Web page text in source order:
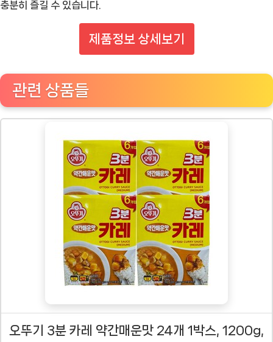
충분히 즐길 수 있습니다.
제품정보 상세보기
관련 상품들
오뚜기 3분 카레 약간매운맛 24개 1박스, 1200g,